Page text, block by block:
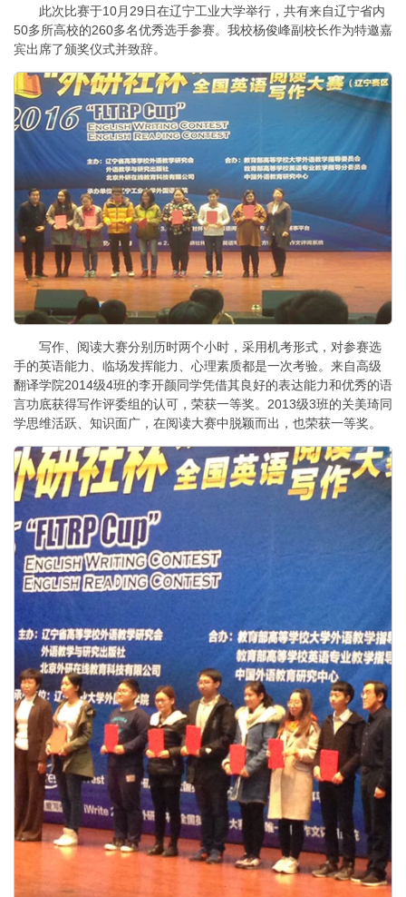
此次比赛于10月29日在辽宁工业大学举行，共有来自辽宁省内
50多所高校的260多名优秀选手参赛。我校杨俊峰副校长作为特邀嘉
宾出席了颁奖仪式并致辞。
写作、阅读大赛分别历时两个小时，采用机考形式，对参赛选
手的英语能力、临场发挥能力、心理素质都是一次考验。来自高级
翻译学院2014级4班的李开颜同学凭借其良好的表达能力和优秀的语
言功底获得写作评委组的认可，荣获一等奖。2013级3班的关美琦同
学思维活跃、知识面广，在阅读大赛中脱颖而出，也荣获一等奖。